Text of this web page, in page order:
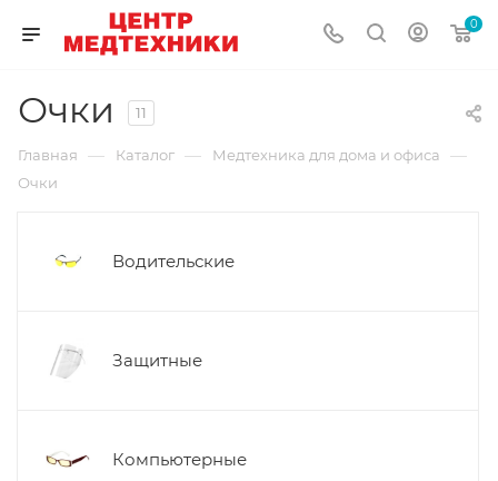
0
Очки 11
Главная — Каталог — Медтехника для дома и офиса —
Очки
Водительские
Защитные
Компьютерные